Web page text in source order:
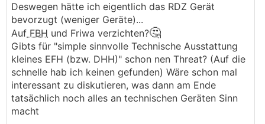
Deswegen hätte ich eigentlich das RDZ Gerät
bevorzugt (weniger Geräte)...
Auf FBH und Friwa verzichten?🤔
Gibts für "simple sinnvolle Technische Ausstattung
kleines EFH (bzw. DHH)" schon nen Threat? (Auf die
schnelle hab ich keinen gefunden) Wäre schon mal
interessant zu diskutieren, was dann am Ende
tatsächlich noch alles an technischen Geräten Sinn
macht